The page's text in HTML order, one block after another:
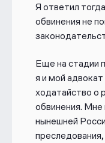
Я ответил
обвинения не
Еще на стадии
я и мой
ходатайство о
обвинения. Мне
нынешней